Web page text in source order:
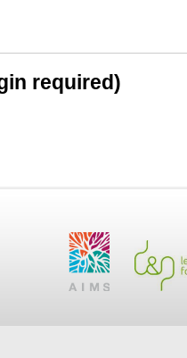
required)